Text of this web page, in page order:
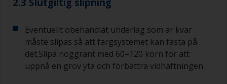
Eventuellt obehandlat underlag som är kvar
måste slipas så att färgsystemet kan fästa på
det.Slipa noggrant med 60–120 korn för att
uppnå en grov yta och förbättra vidhäftningen.